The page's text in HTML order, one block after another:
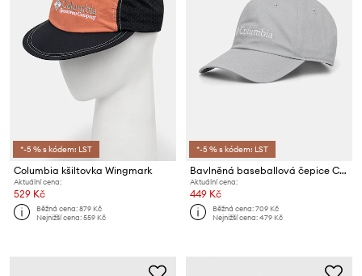
*-5 % s kódem: LST
Columbia kšiltovka Wingmark
Aktuální cena:
529 Kč
Běžná cena:879 Kč
Nejnižší cena:559 Kč
*-5 % s kódem: LST
Bavlněná baseballová čepice Columbia Provisions Ball Cap
Aktuální cena:
449 Kč
Běžná cena:709 Kč
Nejnižší cena:479 Kč